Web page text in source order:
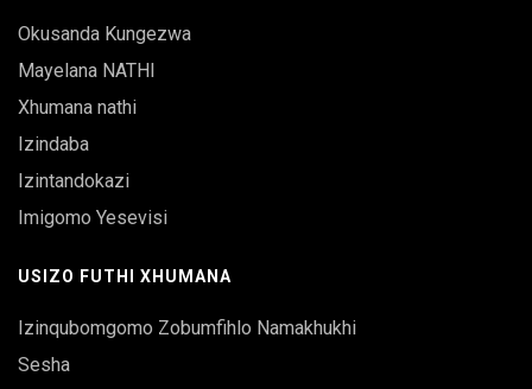
Okusanda Kungezwa
Mayelana NATHI
Xhumana nathi
Izindaba
Izintandokazi
Imigomo Yesevisi
USIZO FUTHI XHUMANA
Izinqubomgomo Zobumfihlo Namakhukhi
Sesha